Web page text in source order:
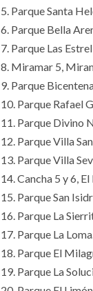
5. Parque Santa
6. Parque Bella
7. Parque Las
8. Miramar 5,
9. Parque
10. Parque Rafael
11. Parque Divino
12. Parque Villa
13. Parque Villa
14. Cancha 5 y 6,
15. Parque San
16. Parque La
17. Parque La
18. Parque El
19. Parque La